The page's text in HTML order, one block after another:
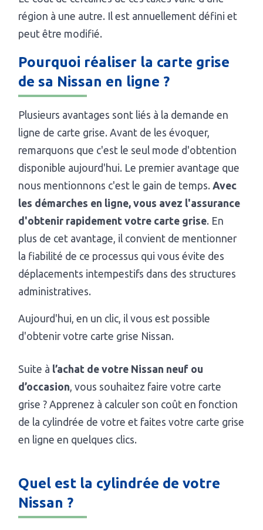
région à une autre. Il est annuellement défini et
peut être modifié.
Pourquoi réaliser la carte grise
de sa Nissan en ligne ?
Plusieurs avantages sont liés à la demande en
ligne de carte grise. Avant de les évoquer,
remarquons que c'est le seul mode d'obtention
disponible aujourd'hui. Le premier avantage que
nous mentionnons c'est le gain de temps.Avec
les démarches en ligne, vous avez l'assurance
d'obtenir rapidement votre carte grise. En
plus de cet avantage, il convient de mentionner
la fiabilité de ce processus qui vous évite des
déplacements intempestifs dans des structures
administratives.
Aujourd'hui, en un clic, il vous est possible
d'obtenir votre carte grise Nissan.
Suite à l’achat de votre Nissan neuf ou
d’occasion, vous souhaitez faire votre carte
grise ? Apprenez à calculer son coût en fonction
de la cylindrée de votre et faites votre carte grise
en ligne en quelques clics.
Quel est la cylindrée de votre
Nissan ?